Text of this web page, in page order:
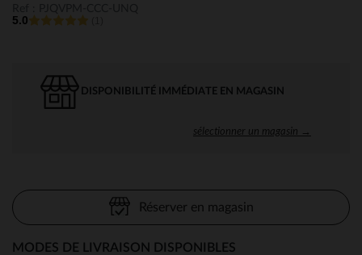
5.0
DISPONIBILITÉ IMMÉDIATE EN MAGASIN
sélectionner un magasin →
Réserver en magasin
MODES DE LIVRAISON DISPONIBLES